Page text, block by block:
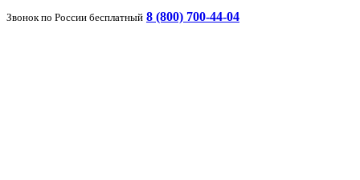
Звонок по России бесплатный 8 (800) 700-44-04